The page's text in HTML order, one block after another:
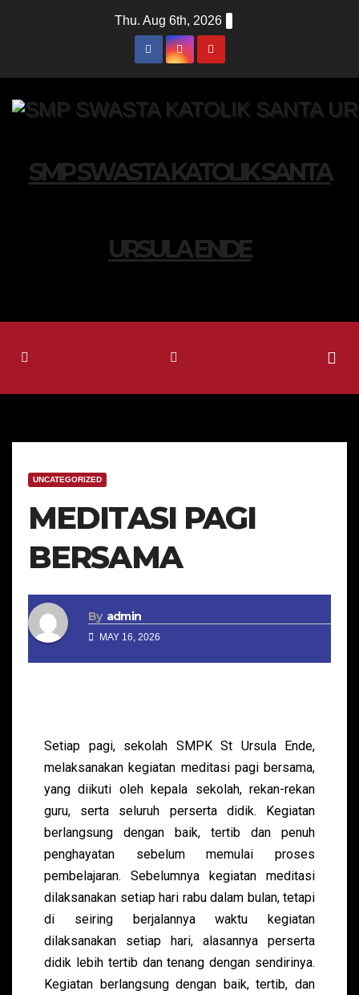
Thu. Aug 6th, 2026
SMP SWASTA KATOLIK SANTA
URSULA ENDE
UNCATEGORIZED
MEDITASI PAGI
BERSAMA
By admin
MAY 16, 2026
Setiap pagi, sekolah SMPK St Ursula Ende,
melaksanakan kegiatan meditasi pagi bersama,
yang diikuti oleh kepala sekolah, rekan-rekan
guru, serta seluruh perserta didik. Kegiatan
berlangsung dengan baik, tertib dan penuh
penghayatan sebelum memulai proses
pembelajaran. Sebelumnya kegiatan meditasi
dilaksanakan setiap hari rabu dalam bulan, tetapi
di seiring berjalannya waktu kegiatan
dilaksanakan setiap hari, alasannya perserta
didik lebih tertib dan tenang dengan sendirinya.
Kegiatan berlangsung dengan baik, tertib, dan